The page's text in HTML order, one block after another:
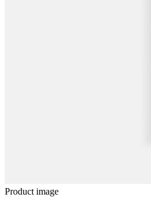
Product image